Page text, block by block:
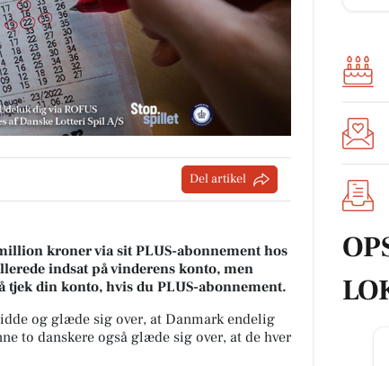
Del artikel
kroner via sit PLUS-abonnement hos
indsat på vinderens konto, men
din konto, hvis du PLUS-abonnement.
og glæde sig over, at Danmark endelig
to danskere også glæde sig over, at de hver